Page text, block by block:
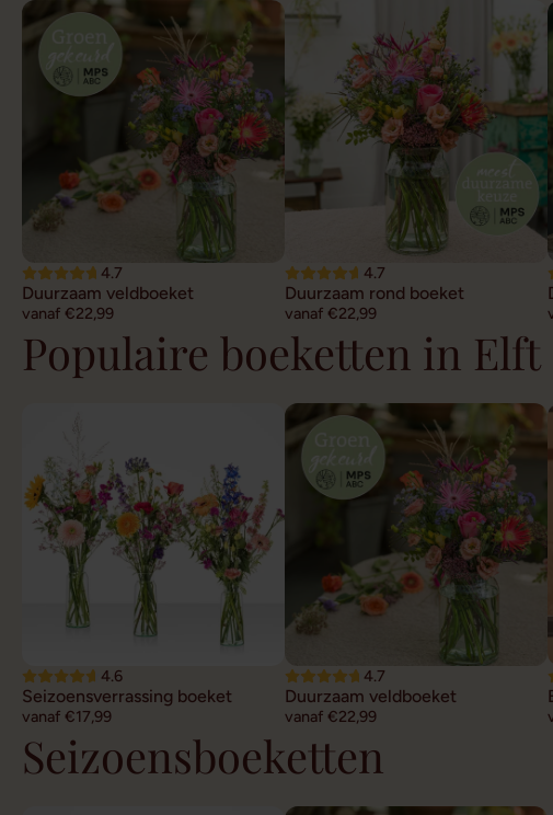
4.7
Duurzaam veldboeket
vanaf €22,99
4.7
Duurzaam rond boeket
vanaf €22,99
Populaire boeketten in Elft
4.6
Seizoensverrassing boeket
vanaf €17,99
4.7
Duurzaam veldboeket
vanaf €22,99
Seizoensboeketten